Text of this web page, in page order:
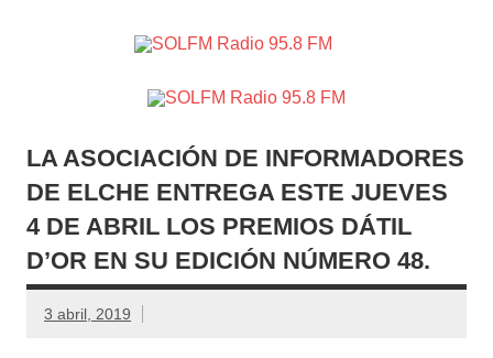
Crevillente, Radio en Vega Baja y Radio en el Medio
Vinalopó
LA ASOCIACIÓN DE INFORMADORES
DE ELCHE ENTREGA ESTE JUEVES
4 DE ABRIL LOS PREMIOS DÁTIL
D’OR EN SU EDICIÓN NÚMERO 48.
3 abril, 2019